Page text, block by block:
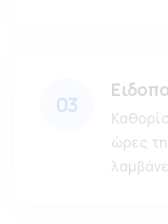
03
ώρες